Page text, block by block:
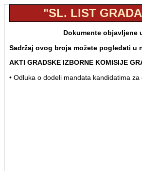
"SL. LIST
Dokumente objavljene
Sadržaj ovog broja možete pogledati u
AKTI GRADSKE IZBORNE KOMISIJE
• Odluka o dodeli mandata kandidatima